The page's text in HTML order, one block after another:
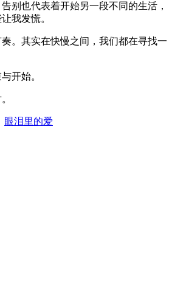
别也代表着开始另一段不同的生活，
我发慌。
。其实在快慢之间，我们都在寻找一
开始。
眼泪里的爱